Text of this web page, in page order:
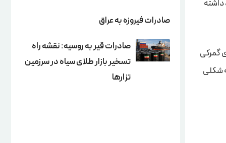
صادرات فیروزه به عراق
صادرات قیر به روسیه: نقشه راه
تسخیر بازار طلای سیاه در سرزمین
تزارها
داشته
گمرکی
شکلی